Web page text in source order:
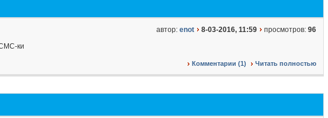
автор: enot 8-03-2016, 11:59 просмотров: 96
Комментарии (1) Читать полностью